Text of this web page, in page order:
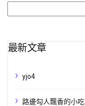
最新文章
yjo4
路邊勾人飄香的小